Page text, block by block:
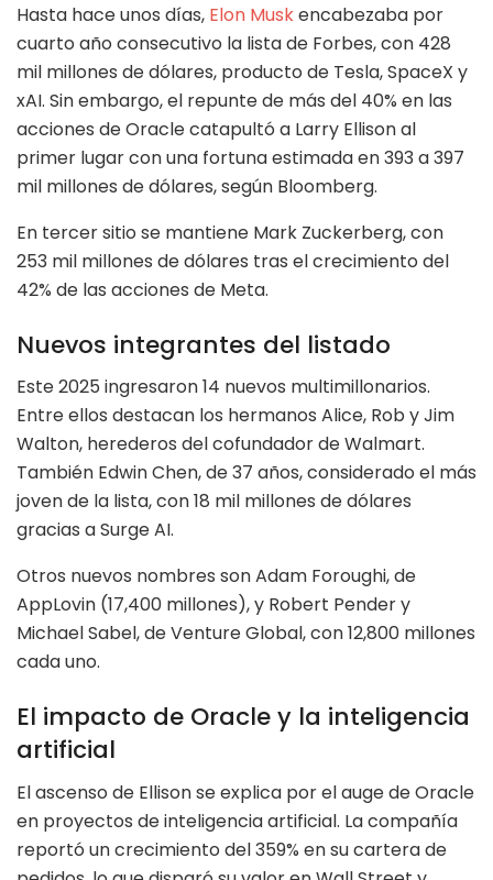
Hasta hace unos días, Elon Muskencabezaba por
cuarto año consecutivo la lista de Forbes, con 428
mil millones de dólares, producto de Tesla, SpaceX y
xAI. Sin embargo, el repunte de más del 40% en las
acciones de Oracle catapultó a Larry Ellison al
primer lugar con una fortuna estimada en 393 a 397
mil millones de dólares, según Bloomberg.
En tercer sitio se mantiene Mark Zuckerberg, con
253 mil millones de dólares tras el crecimiento del
42% de las acciones de Meta.
Nuevos integrantes del listado
Este 2025 ingresaron 14 nuevos multimillonarios.
Entre ellos destacan los hermanos Alice, Rob y Jim
Walton, herederos del cofundador de Walmart.
También Edwin Chen, de 37 años, considerado el más
joven de la lista, con 18 mil millones de dólares
gracias a Surge AI.
Otros nuevos nombres son Adam Foroughi, de
AppLovin (17,400 millones), y Robert Pender y
Michael Sabel, de Venture Global, con 12,800 millones
cada uno.
El impacto de Oracle y la inteligencia
artificial
El ascenso de Ellison se explica por el auge de Oracle
en proyectos de inteligencia artificial. La compañía
reportó un crecimiento del 359% en su cartera de